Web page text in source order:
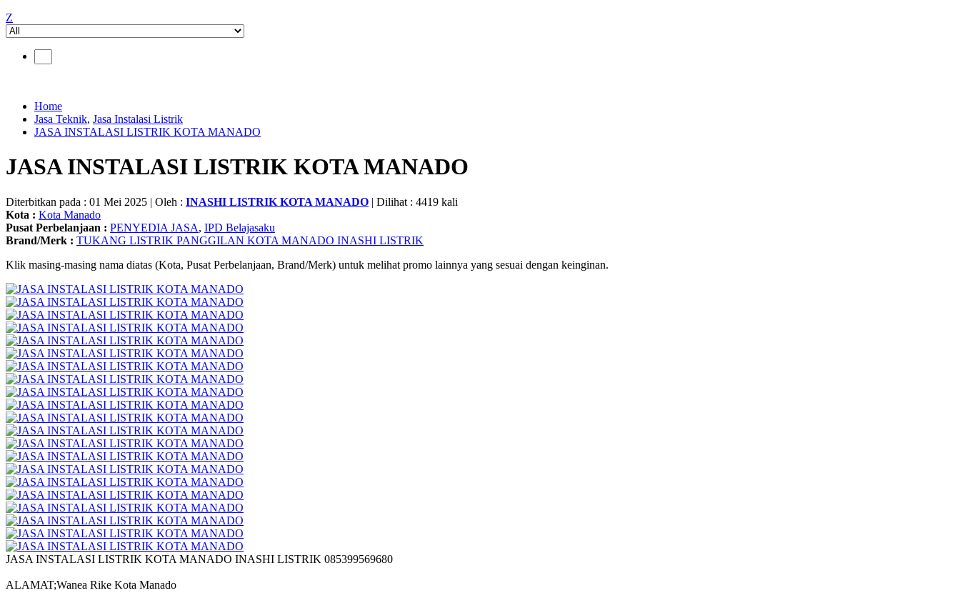
Z
Home
Jasa Teknik, Jasa Instalasi Listrik
JASA INSTALASI LISTRIK KOTA MANADO
JASA INSTALASI LISTRIK KOTA MANADO
Diterbitkan pada : 01 Mei 2025 | Oleh : INASHI LISTRIK KOTA MANADO | Dilihat : 4419 kali
Kota : Kota Manado
Pusat Perbelanjaan : PENYEDIA JASA, IPD Belajasaku
Brand/Merk : TUKANG LISTRIK PANGGILAN KOTA MANADO INASHI LISTRIK
Klik masing-masing nama diatas (Kota, Pusat Perbelanjaan, Brand/Merk) untuk melihat promo lainnya yang sesuai dengan keinginan.
JASA INSTALASI LISTRIK KOTA MANADO INASHI LISTRIK 085399569680
ALAMAT;Wanea Rike Kota Manado